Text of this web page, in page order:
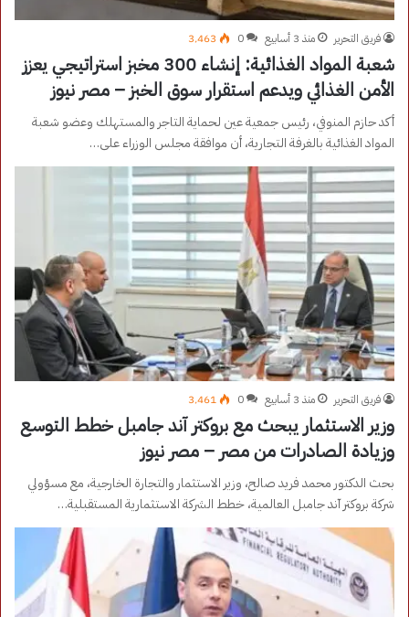
فريق التحرير منذ 3 أسابيع 0 3٬463
شعبة المواد الغذائية: إنشاء 300 مخبز استراتيجي يعزز
الأمن الغذائي ويدعم استقرار سوق الخبز – مصر نيوز
أكد حازم المنوفي، رئيس جمعية عين لحماية التاجر والمستهلك وعضو شعبة
المواد الغذائية بالغرفة التجارية، أن موافقة مجلس الوزراء على…
فريق التحرير منذ 3 أسابيع 0 3٬461
وزير الاستثمار يبحث مع بروكتر آند جامبل خطط التوسع
وزيادة الصادرات من مصر – مصر نيوز
بحث الدكتور محمد فريد صالح، وزير الاستثمار والتجارة الخارجية، مع مسؤولي
شركة بروكتر آند جامبل العالمية، خطط الشركة الاستثمارية المستقبلية…